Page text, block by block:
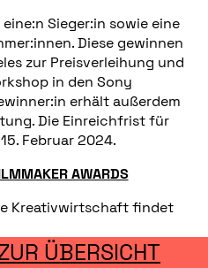
Sieger:in sowie eine
Diese gewinnen
zur Preisverleihung und
in den Sony
erhält außerdem
Die Einreichfrist für
Februar 2024.
AWARDS
Kreativwirtschaft findet
ÜBERSICHT